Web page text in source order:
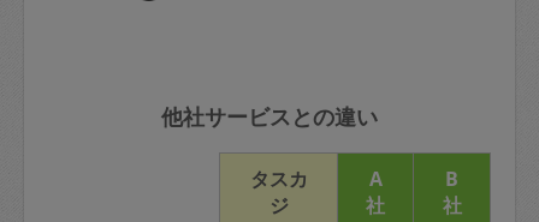
他社サービスとの違い
タスカ
ジ
A
社
B
社